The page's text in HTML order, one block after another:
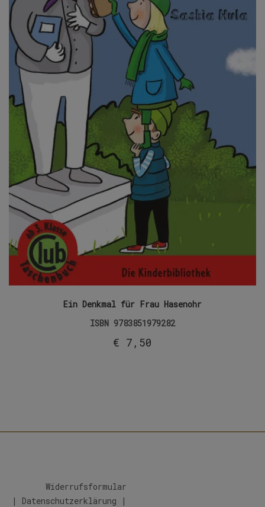
Ein Denkmal für Frau Hasenohr
ISBN 9783851979282
€ 7,50
Widerrufsformular
| Datenschutzerklärung |